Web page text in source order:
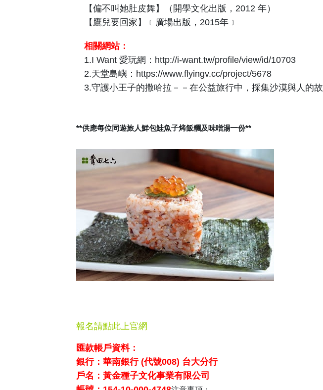
【偏不叫她肚皮舞】（開學文化出版，2012 年）
【鷹兒要回家】﹝廣場出版，2015年﹞
相關網站：
1.I Want 愛玩網：http://i-want.tw/profile/view/id/10703
2.天堂島嶼：https://www.flyingv.cc/project/5678
3.守護小王子的撒哈拉－－在公益旅行中，採集沙漠與人的
**供應每位同遊旅人鮮包鮭魚子烤飯糰及味噌湯一份**
報名請點此上官網
匯款帳戶資料：
銀行：華南銀行 (代號008) 台大分行
戶名：黃金種子文化事業有限公司